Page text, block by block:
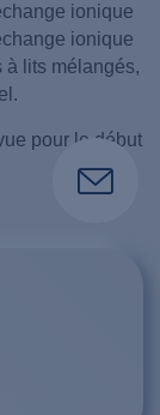
ionique
ionique
à lits mélangés,
pour le début